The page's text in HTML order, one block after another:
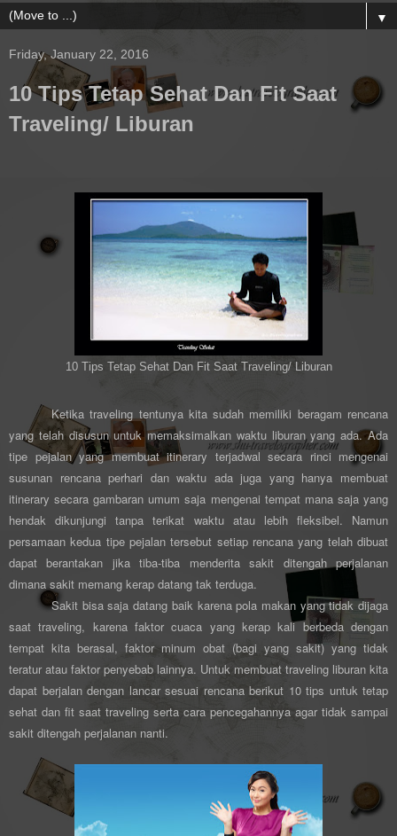
▼
Friday, January 22, 2016
10 Tips Tetap Sehat Dan Fit Saat
Traveling/ Liburan
10 Tips Tetap Sehat Dan Fit Saat Traveling/ Liburan
Ketika traveling tentunya kita sudah memiliki beragam rencana
yang telah disusun untuk memaksimalkan waktu liburan yang ada. Ada
tipe pejalan yang membuat itinerary terjadwal secara rinci mengenai
susunan rencana perhari dan waktu ada juga yang hanya membuat
itinerary secara gambaran umum saja mengenai tempat mana saja yang
hendak dikunjungi tanpa terikat waktu atau lebih fleksibel. Namun
persamaan kedua tipe pejalan tersebut setiap rencana yang telah dibuat
dapat berantakan jika tiba-tiba menderita sakit ditengah perjalanan
dimana sakit memang kerap datang tak terduga.
Sakit bisa saja datang baik karena pola makan yang tidak dijaga
saat traveling, karena faktor cuaca yang kerap kali berbeda dengan
tempat kita berasal, faktor minum obat (bagi yang sakit) yang tidak
teratur atau faktor penyebab lainnya. Untuk membuat traveling liburan kita
dapat berjalan dengan lancar sesuai rencana berikut 10 tips untuk tetap
sehat dan fit saat traveling serta cara pencegahannya agar tidak sampai
sakit ditengah perjalanan nanti.